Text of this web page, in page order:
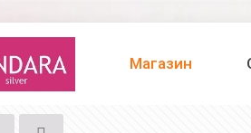
Магазин